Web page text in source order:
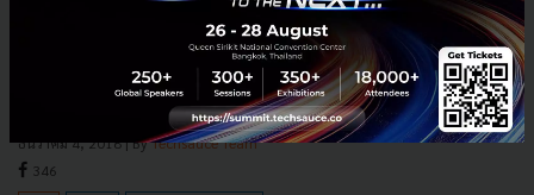
มหาวิทยาลัยระดับโลก ปฏิวัติการศึกษาไทย
ความเคลื่อนไหวครั้งล่าสุดคือการร่วมมือระหว่าง บริษัท Ananda
Development จำกัด มหาชน กับที่ประชุมอธิการบดีแห่งประเทศไทยหรือ
ทปอ. และ 3 มหาวิทยาลัยชั้นนำของโลก ได้แก่ University of Ca...
ธันวาคม 4, 2018| ByTechsauce Team
346